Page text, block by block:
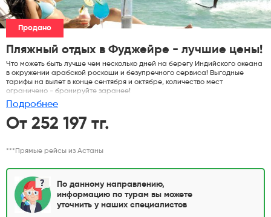
Продано
Пляжный отдых в Фуджейре - лучшие цены!
Что можеть быть лучше чем несколько дней на берегу Индийского океана
в окружении арабской роскоши и безупречного сервиса! Выгодные
тарифы на вылет в конце сентября и октябре, количество мест
ограничено - бронируйте заранее!
Подробнее
От 252 197 тг.
***Прямые рейсы из Астаны
По данному направлению,
информацию по турам вы можете
уточнить у наших специалистов